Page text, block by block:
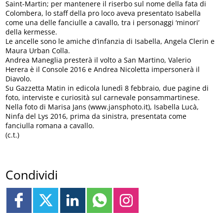
Saint-Martin; per mantenere il riserbo sul nome della fata di
Colombera, lo staff della pro loco aveva presentato Isabella
come una delle fanciulle a cavallo, tra i personaggi ‘minori’
della kermesse.
Le ancelle sono le amiche d’infanzia di Isabella, Angela Clerin e
Maura Urban Colla.
Andrea Maneglia presterà il volto a San Martino, Valerio
Herera è il Console 2016 e Andrea Nicoletta impersonerà il
Diavolo.
Su Gazzetta Matin in edicola lunedì 8 febbraio, due pagine di
foto, interviste e curiosità sul carnevale ponsammartinese.
Nella foto di Marisa Jans (www.jansphoto.it), Isabella Lucà,
Ninfa del Lys 2016, prima da sinistra, presentata come
fanciulla romana a cavallo.
(c.t.)
Condividi